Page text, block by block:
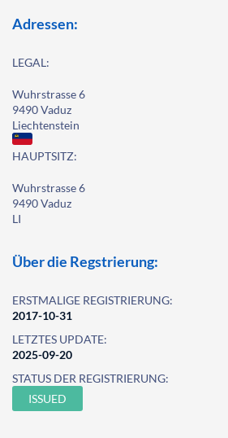
Adressen:
LEGAL:
Wuhrstrasse 6
9490 Vaduz
Liechtenstein
HAUPTSITZ:
Wuhrstrasse 6
9490 Vaduz
LI
Über die Regstrierung:
ERSTMALIGE REGISTRIERUNG:
2017-10-31
LETZTES UPDATE:
2025-09-20
STATUS DER REGISTRIERUNG:
ISSUED